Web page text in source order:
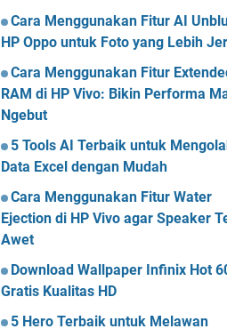
Cara Menggunakan Fitur AI
HP Oppo untuk Foto yang Lebih
Cara Menggunakan Fitur
RAM di HP Vivo: Bikin Performa
Ngebut
5 Tools AI Terbaik untuk
Data Excel dengan Mudah
Cara Menggunakan Fitur Water
Ejection di HP Vivo agar Speaker
Awet
Download Wallpaper Infinix Hot
Gratis Kualitas HD
5 Hero Terbaik untuk Melawan